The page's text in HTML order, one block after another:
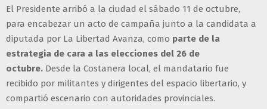
El Presidente arribó a la ciudad el sábado 11 de octubre,
para encabezar un acto de campaña junto a la candidata a
diputada por La Libertad Avanza, como parte de la
estrategia de cara a las elecciones del 26 de
octubre. Desde la Costanera local, el mandatario fue
recibido por militantes y dirigentes del espacio libertario, y
compartió escenario con autoridades provinciales.